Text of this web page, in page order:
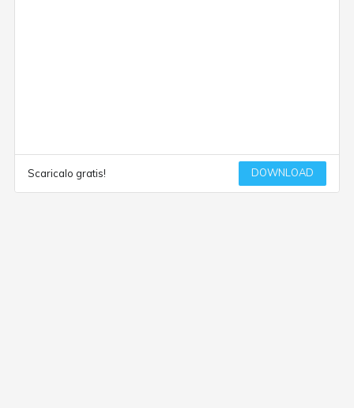
Scaricalo gratis! DOWNLOAD